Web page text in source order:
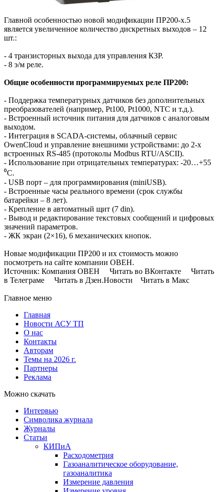
Главной особенностью новой модификации ПР200-х.5
является увеличенное количество дискретных выходов – 12
шт.:
- 4 транзисторных выхода для управления КЗР.
- 8 э/м реле.
Общие особенности программируемых реле ПР200:
- Поддержка температурных датчиков без дополнительных
преобразователей (например, Pt100, Pt1000, NTC и т.д.).
- Встроенный источник питания для датчиков с аналоговым
выходом.
- Интеграция в SCADA-системы, облачный сервис
OwenCloud и управление внешними устройствами: до 2-х
встроенных RS-485 (протоколы Modbus RTU/ASCII).
- Использование при отрицательных температурах: -20…+55
⁰С.
- USB порт – для программирования (miniUSB).
- Встроенные часы реального времени (срок службы
батарейки – 8 лет).
- Крепление в автоматный щит (7 din).
- Вывод и редактирование текстовых сообщений и цифровых
значений параметров.
- ЖК экран (2×16), 6 механических кнопок.
Новые модификации ПР200 и их стоимость можно
посмотреть на сайте компании ОВЕН.
Источник: Компания ОВЕН Читать во ВКонтакте Читать
в Телеграме Читать в Дзен.Новости Читать в Макс
Главное меню
Главная
Новости АСУ ТП
О нас
Контакты
Авторам
Темы на 2026 г.
Партнеры
Реклама
Можно скачать
Интервью
Символика журнала
Журналы
Статьи
КИПиА
Расходометрия
Газоаналитическое оборудование,
газоаналитика
Измерение давления